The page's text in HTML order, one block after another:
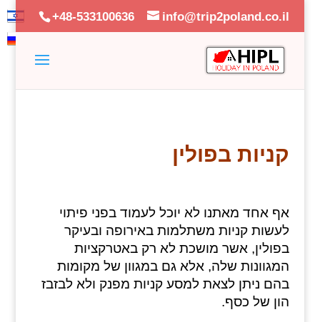
+48-533100636 info@trip2poland.co.il
קניות בפולין
אף אחד מאתנו לא יוכל לעמוד בפני פיתוי
לעשות קניות משתלמות באירופה ובעיקר
בפולין, אשר מושכת לא רק באטרקציות
המגוונות שלה, אלא גם במגוון של מקומות
בהם ניתן לצאת למסע קניות מפנק ולא לבזבז
הון של כסף.